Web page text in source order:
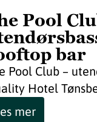
Pool
bar
Pool Club –
Hotel
mer